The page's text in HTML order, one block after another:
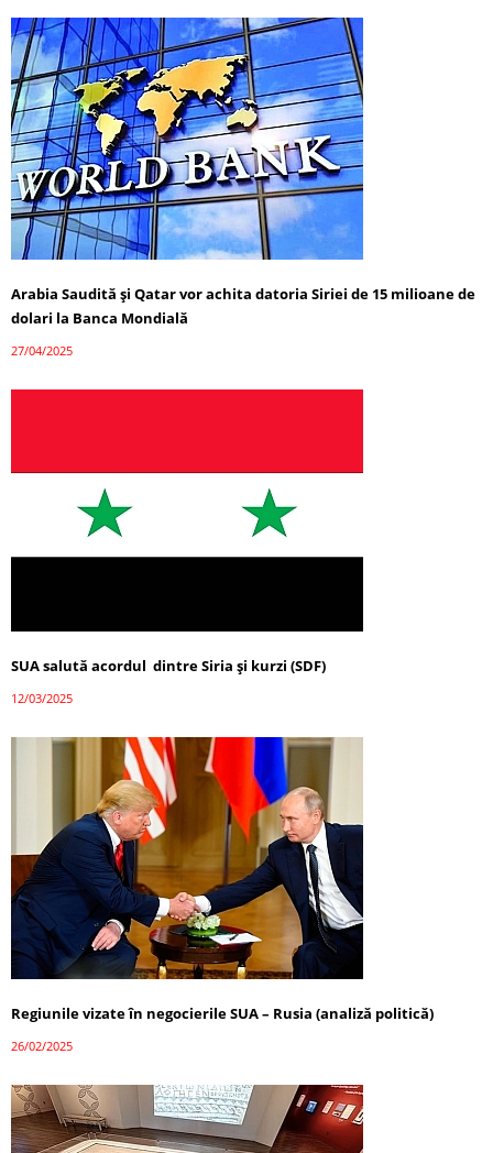
Arabia Saudită și Qatar vor achita datoria Siriei de 15 milioane de
dolari la Banca Mondială
27/04/2025
SUA salută acordul dintre Siria și kurzi (SDF)
12/03/2025
Regiunile vizate în negocierile SUA – Rusia (analiză politică)
26/02/2025